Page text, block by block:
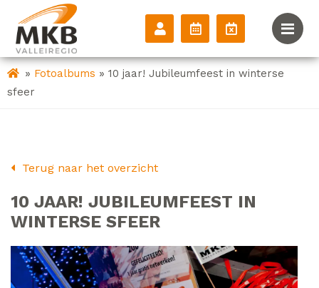
» Fotoalbums » 10 jaar! Jubileumfeest in winterse
sfeer
Terug naar het overzicht
10 JAAR! JUBILEUMFEEST IN
WINTERSE SFEER